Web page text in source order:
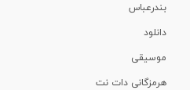
بندرعباس
دانلود
موسیقی
هرمزگانی دات نت